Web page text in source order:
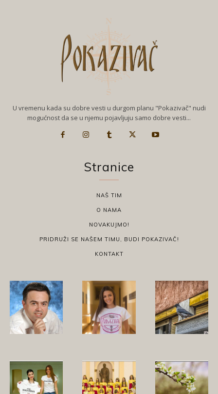
U vremenu kada su dobre vesti u durgom planu "Pokazivač" nudi
mogućnost da se u njemu pojavljuju samo dobre vesti...
Stranice
NAŠ TIM
O NAMA
NOVAKUJMO!
PRIDRUŽI SE NAŠEM TIMU, BUDI POKAZIVAČ!
KONTAKT